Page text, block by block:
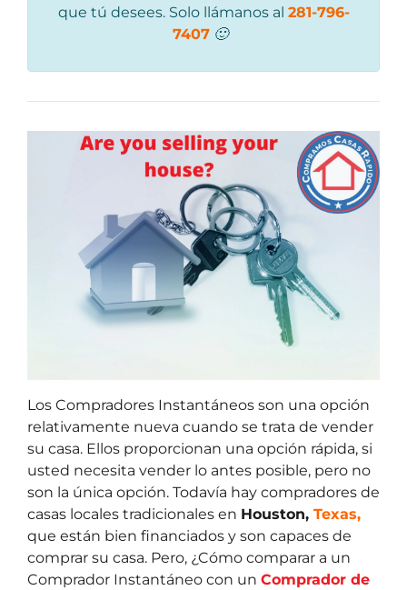
que tú desees. Solo llámanos al 281-796-
7407🙂
Los Compradores Instantáneos son una opción
relativamente nueva cuando se trata de vender
su casa. Ellos proporcionan una opción rápida, si
usted necesita vender lo antes posible, pero no
son la única opción. Todavía hay compradores de
casas locales tradicionales en Houston, Texas,
que están bien financiados y son capaces de
comprar su casa. Pero, ¿Cómo comparar a un
Comprador Instantáneo con un Comprador de